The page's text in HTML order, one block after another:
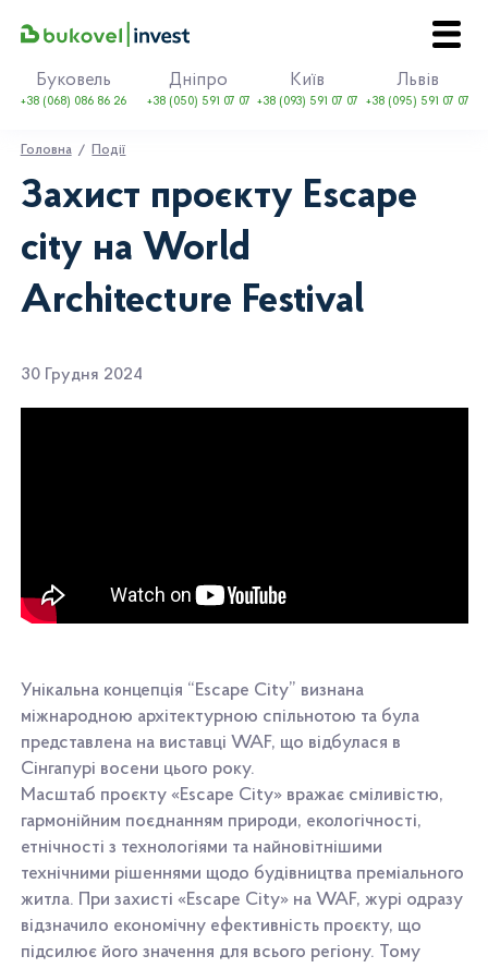
EN UA
Про Bukovel
Події
Контакти
Буковель
+38 (068) 086 86 26
Львів
+38 (095) 591 07 07
Київ
+38 (093) 591 07 07
Дніпро
+38 (050) 591 07 07
Головна Події
Захист проєкту Escape
city на World
Architecture Festival
30 Грудня 2024
Унікальна концепція “Escape City” визнана
міжнародною архітектурною спільнотою та була
представлена на виставці WAF, що відбулася в
Сінгапурі восени цього року.
Масштаб проєкту «Escape City» вражає сміливістю,
гармонійним поєднанням природи, екологічності,
етнічності з технологіями та найновітнішими
технічними рішеннями щодо будівництва преміального
житла. При захисті «Escape City» на WAF, журі одразу
відзначило економічну ефективність проєкту, що
підсилює його значення для всього регіону. Тому